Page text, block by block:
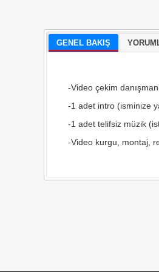
GENEL BAKIŞ
-Video çekim
-1 adet intro (isminize
-1 adet telifsiz müzik
-Video kurgu, montaj,